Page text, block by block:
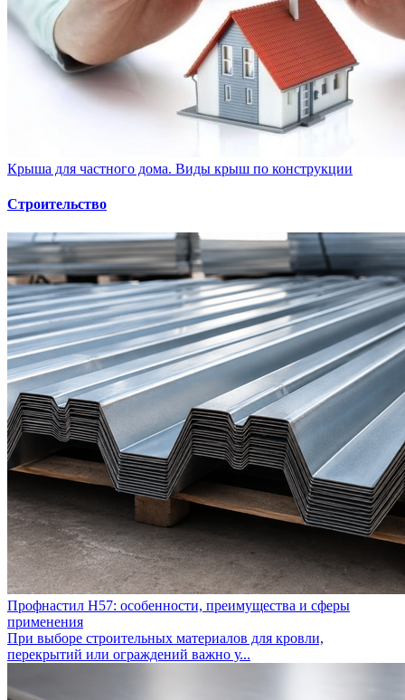
Крыша для частного дома. Виды крыш по конструкции
Строительство
Профнастил Н57: особенности, преимущества и сферы
применения
При выборе строительных материалов для кровли,
перекрытий или ограждений важно у...